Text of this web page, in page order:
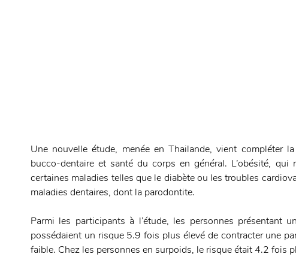
Une nouvelle étude, menée en Thailande, vient compléter
bucco-dentaire et santé du corps en général. L’obésité,
certaines maladies telles que le diabète ou les troubles
maladies dentaires, dont la parodontite.
Parmi les participants à l’étude, les personnes présentant
possédaient un risque 5.9 fois plus élevé de contracter une
faible. Chez les personnes en surpoids, le risque était 4.2 fois